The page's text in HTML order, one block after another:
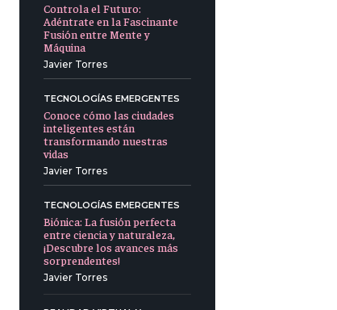
Controla el Futuro:
Adéntrate en la Fascinante
Fusión entre Mente y
Máquina
Javier Torres
TECNOLOGÍAS EMERGENTES
Conoce cómo las ciudades
inteligentes están
transformando nuestras
vidas
Javier Torres
TECNOLOGÍAS EMERGENTES
Biónica: La fusión perfecta
entre ciencia y naturaleza,
¡Descubre los avances más
sorprendentes!
Javier Torres